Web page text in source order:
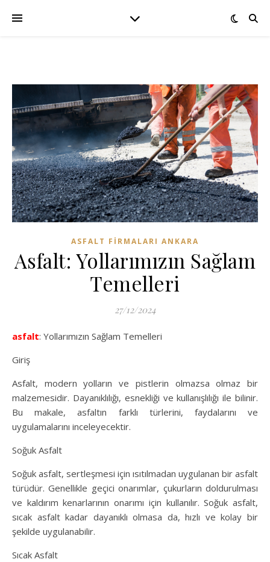
ASFALT FIRMALARI ANKARA
Asfalt: Yollarımızın Sağlam
Temelleri
27/12/2024
asfalt: Yollarımızın Sağlam Temelleri
Giriş
Asfalt, modern yolların ve pistlerin olmazsa olmaz bir
malzemesidir. Dayanıklılığı, esnekliği ve kullanışlılığı ile bilinir.
Bu makale, asfaltın farklı türlerini, faydalarını ve
uygulamalarını inceleyecektir.
Soğuk Asfalt
Soğuk asfalt, sertleşmesi için ısıtılmadan uygulanan bir asfalt
türüdür. Genellikle geçici onarımlar, çukurların doldurulması
ve kaldırım kenarlarının onarımı için kullanılır. Soğuk asfalt,
sıcak asfalt kadar dayanıklı olmasa da, hızlı ve kolay bir
şekilde uygulanabilir.
Sıcak Asfalt